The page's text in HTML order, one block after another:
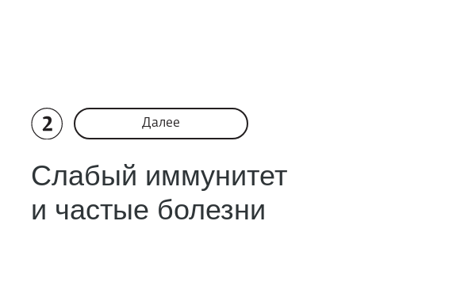
Слабый иммунитет
и частые болезни
Далее